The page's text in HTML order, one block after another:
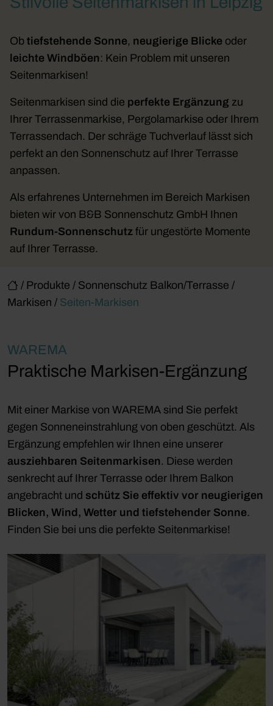
/ Produkte / Sonnenschutz Balkon/Terrasse /
Markisen / Seiten-Markisen
Ob tiefstehende Sonne, neugierige Blicke oder
leichte Windböen: Kein Problem mit unseren
Seitenmarkisen!
Seitenmarkisen sind die perfekte Ergänzung zu
Ihrer Terrassenmarkise, Pergolamarkise oder Ihrem
Terrassendach. Der schräge Tuchverlauf lässt sich
perfekt an den Sonnenschutz auf Ihrer Terrasse
anpassen.
Als erfahrenes Unternehmen im Bereich Markisen
bieten wir von B&B Sonnenschutz GmbH Ihnen
Rundum-Sonnenschutz für ungestörte Momente
auf Ihrer Terrasse.
WAREMA
Praktische Markisen-Ergänzung
Mit einer Markise von WAREMA sind Sie perfekt
gegen Sonneneinstrahlung von oben geschützt. Als
Ergänzung empfehlen wir Ihnen eine unserer
ausziehbaren Seitenmarkisen. Diese werden
senkrecht auf Ihrer Terrasse oder Ihrem Balkon
angebracht und schütz Sie effektiv vor neugierigen
Blicken, Wind, Wetter und tiefstehender Sonne.
Finden Sie bei uns die perfekte Seitenmarkise!